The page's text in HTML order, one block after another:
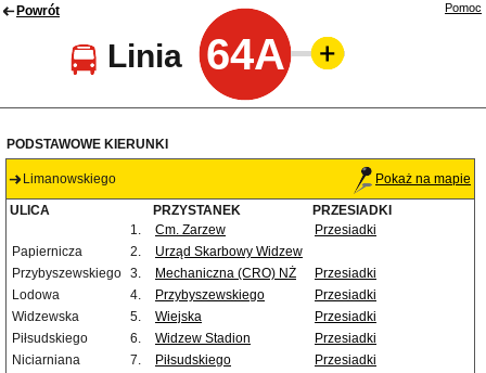
Powrót
Linia 64A
Pomoc
PODSTAWOWE KIERUNKI
Limanowskiego Pokaż na mapie
ULICA PRZYSTANEK
PRZESIADKI
1.
Cm. Zarzew
Przesiadki
Papiernicza
2.
Urząd Skarbowy Widzew
Przybyszewskiego 3. Mechaniczna (CRO) NŻ
Przesiadki
Lodowa
4. Przybyszewskiego
Przesiadki
Widzewska
5. Wiejska
Przesiadki
Piłsudskiego
6. Widzew Stadion
Przesiadki
Niciarniana
7. Piłsudskiego
Przesiadki